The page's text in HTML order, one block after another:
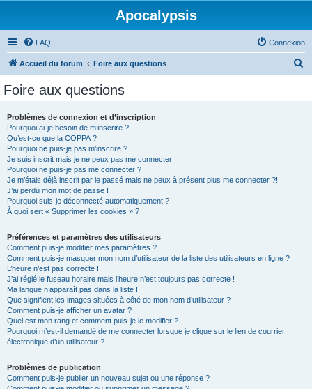
Apocalypsis
FAQ Connexion
Accueil du forum Foire aux questions
Foire aux questions
Problèmes de connexion et d’inscription
Pourquoi ai-je besoin de m’inscrire ?
Qu’est-ce que la COPPA ?
Pourquoi ne puis-je pas m’inscrire ?
Je suis inscrit mais je ne peux pas me connecter !
Pourquoi ne puis-je pas me connecter ?
Je m’étais déjà inscrit par le passé mais ne peux à présent plus me connecter ?!
J’ai perdu mon mot de passe !
Pourquoi suis-je déconnecté automatiquement ?
À quoi sert « Supprimer les cookies » ?
Préférences et paramètres des utilisateurs
Comment puis-je modifier mes paramètres ?
Comment puis-je masquer mon nom d’utilisateur de la liste des utilisateurs en ligne ?
L’heure n’est pas correcte !
J’ai réglé le fuseau horaire mais l’heure n’est toujours pas correcte !
Ma langue n’apparaît pas dans la liste !
Que signifient les images situées à côté de mon nom d’utilisateur ?
Comment puis-je afficher un avatar ?
Quel est mon rang et comment puis-je le modifier ?
Pourquoi m’est-il demandé de me connecter lorsque je clique sur le lien de courrier
électronique d’un utilisateur ?
Problèmes de publication
Comment puis-je publier un nouveau sujet ou une réponse ?